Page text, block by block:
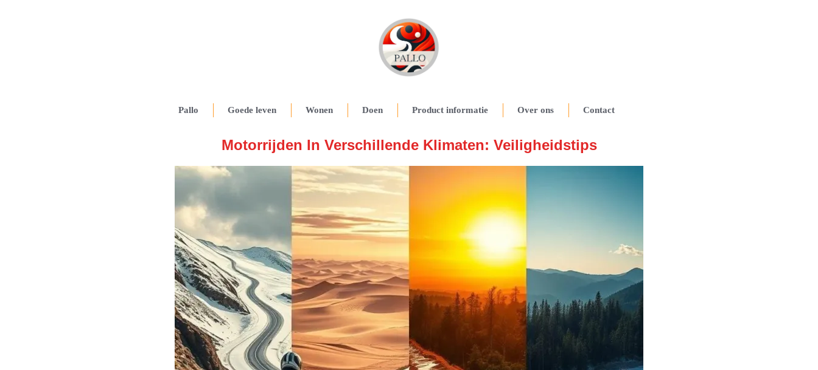
Pallo Goede leven Wonen Doen Product informatie Over ons Contact
Motorrijden In Verschillende Klimaten: Veiligheidstips